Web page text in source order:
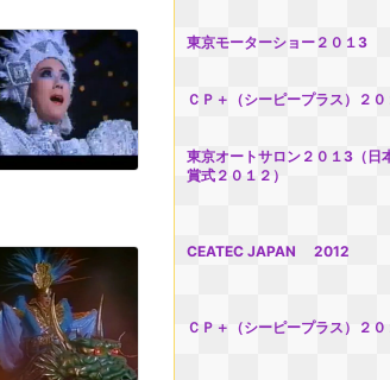
東京モーターショー２０１3
ＣＰ＋（シーピープラス）２
東京オートサロン２０１3（日
賞式２０１２）
CEATEC JAPAN 2012
ＣＰ＋（シーピープラス）２０